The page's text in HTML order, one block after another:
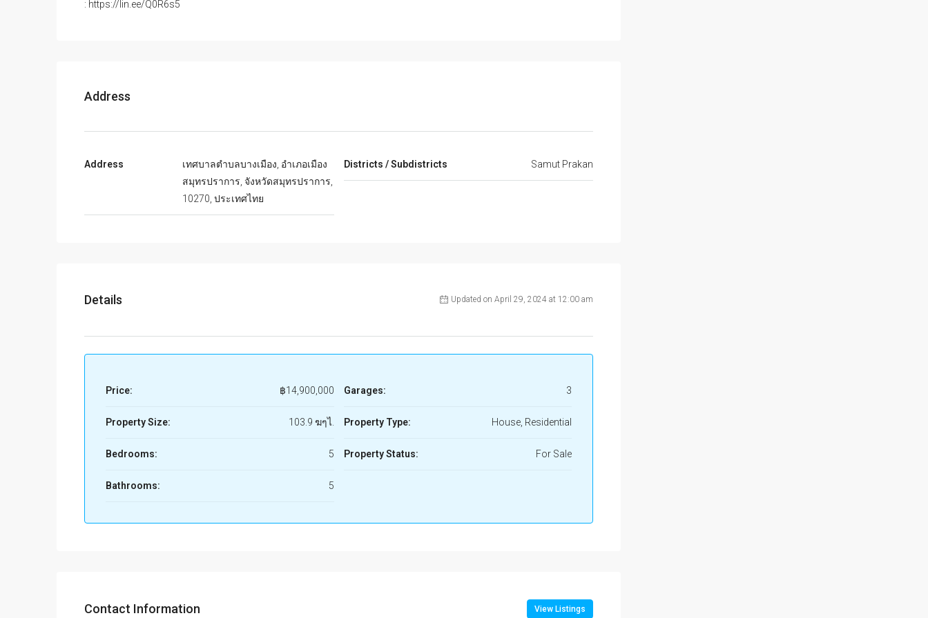
: https://lin.ee/Q0R6s5
Address
Address
เทศบาลตำบลบางเมือง, อำเภอเมือง
สมุทรปราการ, จังหวัดสมุทรปราการ,
10270, ประเทศไทย
Districts / Subdistricts Samut Prakan
Details Updated on April 29, 2024 at 12:00 am
Price: ฿14,900,000
Property Size: 103.9 ฆๆไ.
Bedrooms: 5
Bathrooms: 5
Garages: 3
Property Type: House, Residential
Property Status: For Sale
Contact Information View Listings